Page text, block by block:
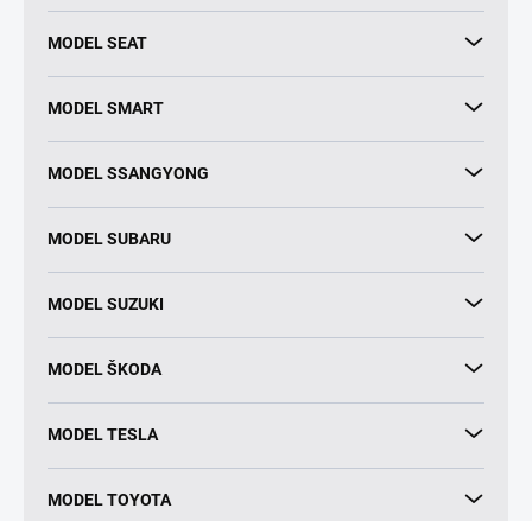
MODEL SEAT
MODEL SMART
MODEL SSANGYONG
MODEL SUBARU
MODEL SUZUKI
MODEL ŠKODA
MODEL TESLA
MODEL TOYOTA